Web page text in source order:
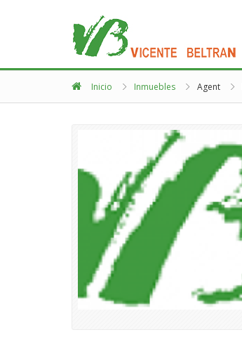
Inicio Inmuebles Agent